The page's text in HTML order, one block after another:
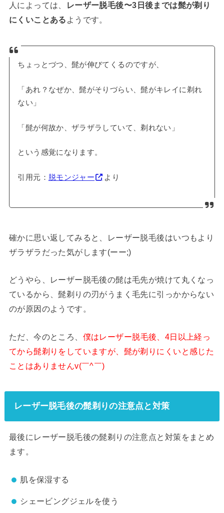
人によっては、
レーザー脱毛後〜3日後までは髭が剃り
にくいことある ようです。
ちょっとづつ、髭が伸びてくるのですが、
「あれ？なぜか、髭がそりづらい、髭がキレイに剃れ
ない」
「髭が何故か、ザラザラしていて、剃れない」
という感覚になります。
引用元： 脱モンジャー より
確かに思い返してみると、レーザー脱毛後はいつもより
ザラザラだった気がします(ーー;)
どうやら、レーザー脱毛後の髭は毛先が焼けて丸くなっ
ているから、髭剃りの刃がうまく毛先に引っかからない
のが原因のようです。
ただ、今のところ、 僕はレーザー脱毛後、4日以上経っ
てから髭剃りをしていますが、髭が剃りにくいと感じた
ことはありませんv(￣^￣)
レーザー脱毛後の髭剃りの注意点と対策
最後にレーザー脱毛後の髭剃りの注意点と対策をまとめ
ます。
肌を保湿する
シェービングジェルを使う